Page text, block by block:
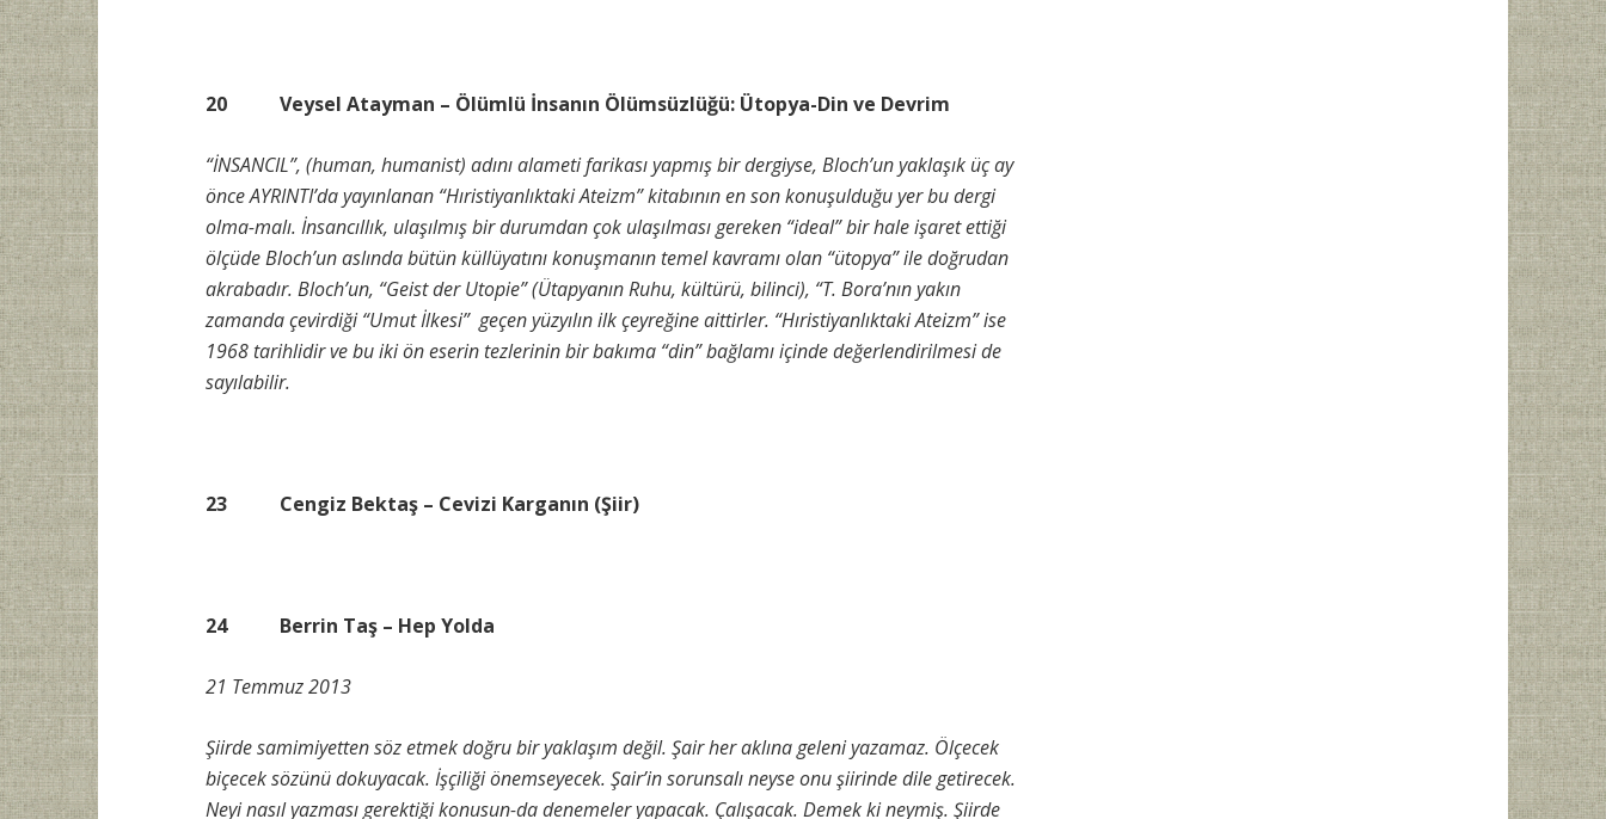
20 Veysel Atayman – Ölümlü İnsanın Ölümsüzlüğü: Ütopya-Din ve Devrim
“İNSANCIL”, (human, humanist) adını alameti farikası yapmış bir dergiyse, Bloch’un yaklaşık üç ay
önce AYRINTI’da yayınlanan “Hıristiyanlıktaki Ateizm” kitabının en son konuşulduğu yer bu dergi
olma-malı. İnsancıllık, ulaşılmış bir durumdan çok ulaşılması gereken “ideal” bir hale işaret ettiği
ölçüde Bloch’un aslında bütün küllüyatını konuşmanın temel kavramı olan “ütopya” ile doğrudan
akrabadır. Bloch’un, “Geist der Utopie” (Ütapyanın Ruhu, kültürü, bilinci), “T. Bora’nın yakın
zamanda çevirdiği “Umut İlkesi” geçen yüzyılın ilk çeyreğine aittirler. “Hıristiyanlıktaki Ateizm” ise
1968 tarihlidir ve bu iki ön eserin tezlerinin bir bakıma “din” bağlamı içinde değerlendirilmesi de
sayılabilir.
23 Cengiz Bektaş – Cevizi Karganın (Şiir)
24 Berrin Taş – Hep Yolda
21 Temmuz 2013
Şiirde samimiyetten söz etmek doğru bir yaklaşım değil. Şair her aklına geleni yazamaz. Ölçecek
biçecek sözünü dokuyacak. İşçiliği önemseyecek. Şair’in sorunsalı neyse onu şiirinde dile getirecek.
Neyi nasıl yazması gerektiği konusun-da denemeler yapacak. Çalışacak. Demek ki neymiş. Şiirde